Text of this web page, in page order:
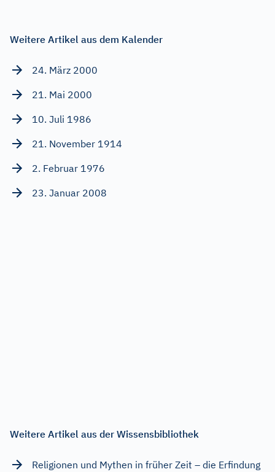
Weitere Artikel aus dem Kalender
24. März 2000
21. Mai 2000
10. Juli 1986
21. November 1914
2. Februar 1976
23. Januar 2008
Weitere Artikel aus der Wissensbibliothek
Religionen und Mythen in früher Zeit – die Erfindung